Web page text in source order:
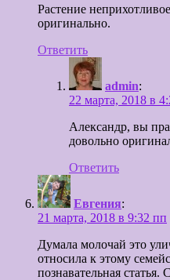
Растение
оригинально.
Ответить
admin:
22 марта, 2018 в
Александр, вы
довольно
Ответить
Евгения:
21 марта, 2018 в 9:32 пп
Думала молочай это
относила к этому
познавательная статья.